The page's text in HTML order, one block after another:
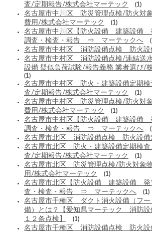
査/定期報告/株式会社マーテック
(1)
名古屋市中川区 防災管理点検/防火対
費用/株式会社マーテック
(1)
名古屋市中川区【防火設備 建築設備
調査・検査・報告 ⇒ マーテックへ
名古屋市中村区 消防設備点検 防火設
名古屋市中村区 消防設備点検/連結送
設備 疑似負荷試験/報告義務 業者選び/
(1)
名古屋市中村区 防火・建築設備定期検
査/定期報告/株式会社マーテック
(1)
名古屋市中村区 防災管理点検/防火対
費用/株式会社マーテック
(1)
名古屋市中村区【防火設備 建築設備
調査・検査・報告 ⇒ マーテックへ
名古屋市北区 消防設備点検 防火設備
名古屋市北区 防火・建築設備定期検査
査/定期報告/株式会社マーテック
(1)
名古屋市北区 防災管理点検/防火対象
用/株式会社マーテック
(1)
名古屋市北区【防火設備 建築設備 発
査・検査・報告 ⇒ マーテックへ
(1)
名古屋市千種区 ダクト消火設備（フー
備）とは？【愛知県マーテック 消防設
１２条点検】
(1)
名古屋市千種区 消防設備点検 防火設